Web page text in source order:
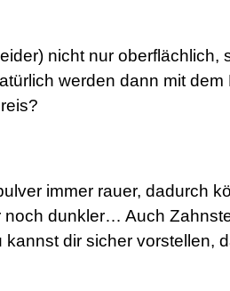
nicht nur oberflächlich,
werden dann mit
immer rauer, dadurch
dunkler… Auch
kannst dir sicher vorstellen,